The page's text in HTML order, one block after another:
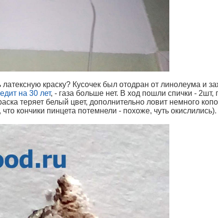
краску? Кусочек был отодран от линолеума и
на 30 лет, - газа больше нет. В ход пошли спички - 2шт,
теряет белый цвет, дополнительно ловит немного
кончики пинцета потемнели - похоже, чуть окислились).